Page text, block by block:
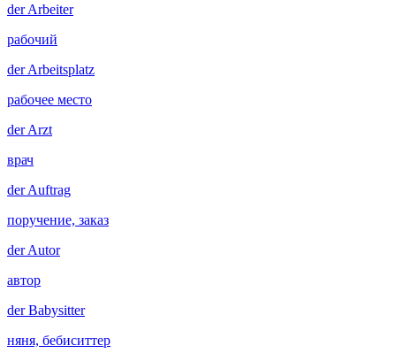
derArbeiter
рабочий
derArbeitsplatz
рабочее место
derArzt
врач
derAuftrag
поручение, заказ
derAutor
автор
derBabysitter
няня, бебиситтер